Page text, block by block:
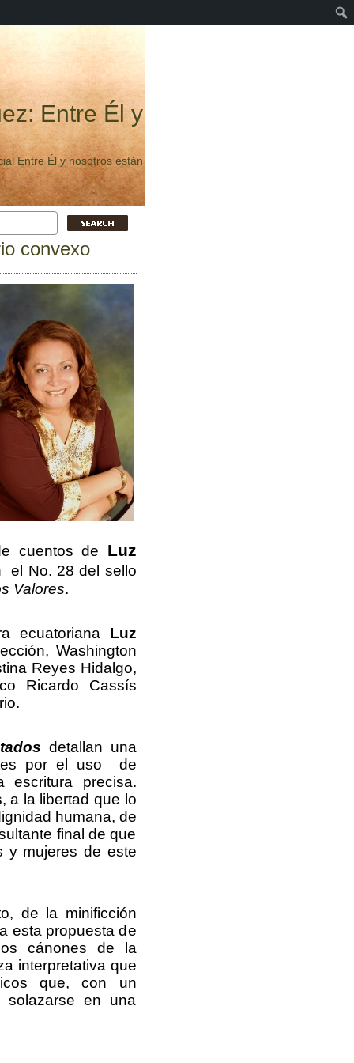
Entre Él y
Entre Él y nosotros están
convexo
cuentos de Luz
el No. 28 del sello
Valores.
ecuatoriana Luz
Washington
Reyes Hidalgo,
Ricardo Cassís
detallan una
por el uso
de
escritura precisa.
a la libertad que lo
humana, de
final de que
y mujeres de este
de la minificción
esta propuesta de
cánones de la
interpretativa que
que, con un
solazarse en una